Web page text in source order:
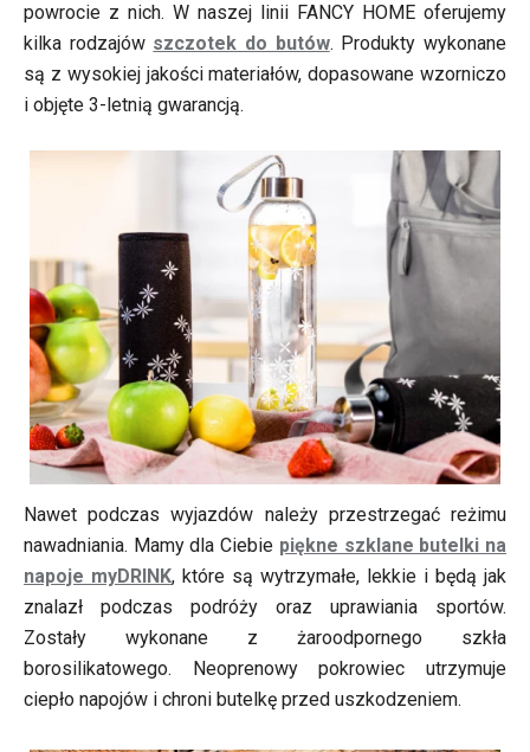
powrocie z nich. W naszej linii FANCY HOME oferujemy
kilka rodzajów szczotek do butów. Produkty wykonane
są z wysokiej jakości materiałów, dopasowane wzorniczo
i objęte 3-letnią gwarancją.
Nawet podczas wyjazdów należy przestrzegać reżimu
nawadniania. Mamy dla Ciebie piękne szklane butelki na
napoje myDRINK, które są wytrzymałe, lekkie i będą jak
znalazł podczas podróży oraz uprawiania sportów.
Zostały wykonane z żaroodpornego szkła
borosilikatowego. Neoprenowy pokrowiec utrzymuje
ciepło napojów i chroni butelkę przed uszkodzeniem.